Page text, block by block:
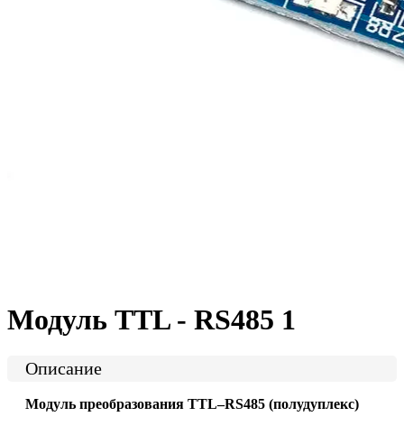
Модуль TTL - RS485 1
Описание
Модуль преобразования TTL–RS485 (полудуплекс)